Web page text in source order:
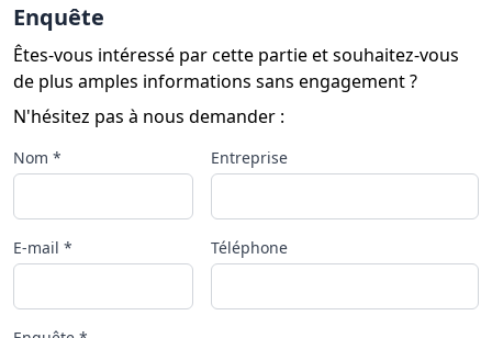
Enquête
Êtes-vous intéressé par cette partie et souhaitez-vous
de plus amples informations sans engagement ?
N'hésitez pas à nous demander :
Nom * Entreprise
E-mail * Téléphone